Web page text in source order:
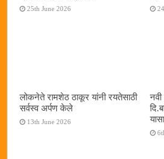
25th June 2026
लोकनेते रामशेठ ठाकूर यांनी रयतेसाठी
सर्वस्व अर्पण केले
13th June 2026